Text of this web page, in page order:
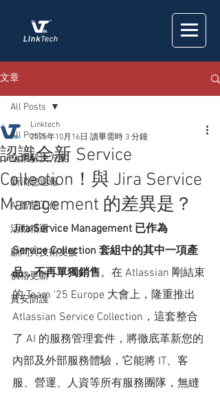
文章
All Posts
企業解決方案
新消息速報
AI 智慧工作
活動精選
顧問與技術支援
價格更新
資安防護
All Posts
認識全新 Service
Collection！與 Jira Service
Management 的差異是？
Linktech
2025年10月16日 讀畢需時 3 分鐘
Jira Service Management 已作為
Service Collection 套組中的其中一項產
品，不再單獨銷售。在 Atlassian 剛結束
的 Team '25 Europe 大會上，隆重推出
Atlassian Service Collection，這套整合
了 AI 的服務管理套件，將徹底革新您的
內部及外部服務體驗，它能將 IT、客
服、營運、人資等所有服務團隊，無縫